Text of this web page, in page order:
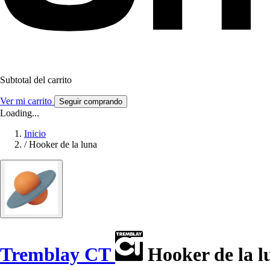
Subtotal del carrito
Ver mi carrito Seguir comprando
Loading...
Inicio
/ Hooker de la luna
Tremblay CT Hooker de la